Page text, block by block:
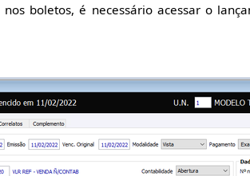
boletos, é necessário acessar o